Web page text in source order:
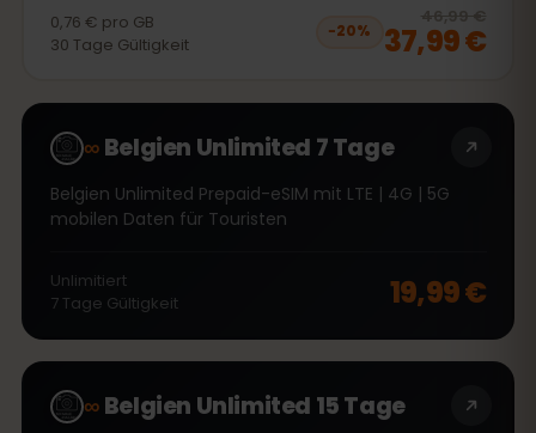
0,76 € pro GB
30 Tage Gültigkeit
−20%
46,99 €
37,99 €
∞Belgien Unlimited 7 Tage
Belgien Unlimited Prepaid-eSIM mit LTE | 4G | 5G
mobilen Daten für Touristen
Unlimitiert
7 Tage Gültigkeit 19,99 €
∞Belgien Unlimited 15 Tage